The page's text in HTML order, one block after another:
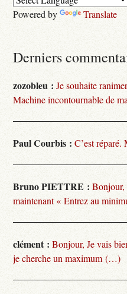
Powered by Translate
Derniers
zozobleu : Je souhaite
Machine incontournable de
Paul Courbis : C’est
Bruno PIETTRE : Bonjour,
maintenant « Entrez au
clément : Bonjour, Je vais
je cherche un maximum (…)